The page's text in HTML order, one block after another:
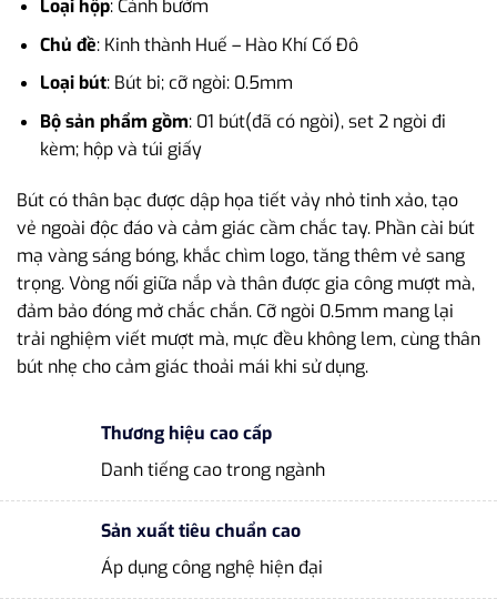
Loại hộp: Cánh bướm
Chủ đề: Kinh thành Huế – Hào Khí Cố Đô
Loại bút: Bút bi; cỡ ngòi: 0.5mm
Bộ sản phẩm gồm: 01 bút(đã có ngòi), set 2 ngòi đi
kèm; hộp và túi giấy
Bút có thân bạc được dập họa tiết vảy nhỏ tinh xảo, tạo
vẻ ngoài độc đáo và cảm giác cầm chắc tay. Phần cài bút
mạ vàng sáng bóng, khắc chìm logo, tăng thêm vẻ sang
trọng. Vòng nối giữa nắp và thân được gia công mượt mà,
đảm bảo đóng mở chắc chắn. Cỡ ngòi 0.5mm mang lại
trải nghiệm viết mượt mà, mực đều không lem, cùng thân
bút nhẹ cho cảm giác thoải mái khi sử dụng.
Thương hiệu cao cấp
Danh tiếng cao trong ngành
Sản xuất tiêu chuẩn cao
Áp dụng công nghệ hiện đại